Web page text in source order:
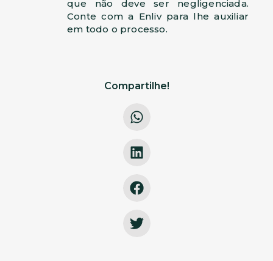
que não deve ser negligenciada.
Conte com a Enliv para lhe auxiliar
em todo o processo.
Compartilhe!